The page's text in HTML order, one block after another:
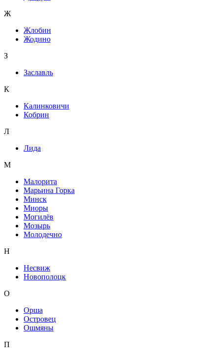
Ж
Жлобин
Жодино
З
Заславль
К
Калинковичи
Кобрин
Л
Лида
М
Малорита
Марьина Горка
Минск
Миоры
Могилёв
Мозырь
Молодечно
Н
Несвиж
Новополоцк
О
Орша
Островец
Ошмяны
П